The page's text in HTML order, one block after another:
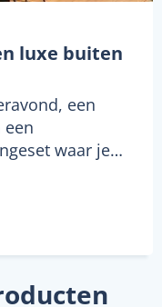
luxe buiten
een
waar je…